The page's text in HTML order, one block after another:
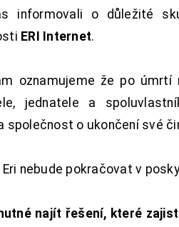
informovali o důležité
ERI Internet.
oznamujeme že po úmrtí
jednatele a
společnost o ukončení své
nebude pokračovat v
najít řešení, které